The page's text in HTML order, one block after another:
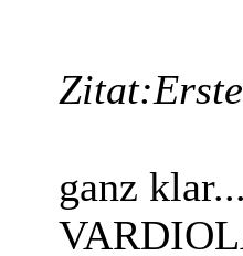
Zitat:
ganz klar...